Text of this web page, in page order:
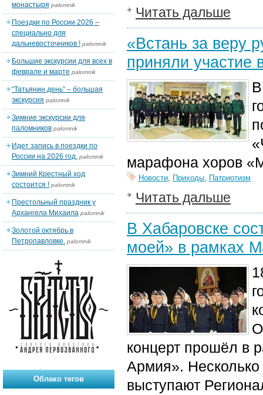
Читать дальше
«Встань за веру
приняли участие
марафона хоров
Новости, Приходы, Патриотизм
Читать дальше
В Хабаровске
моей» в рамках
концерт прошёл в
Армия». Несколько
выступают
монастыря palomnik
Поездки по России 2026 –
специально для
дальневосточников ! palomnik
Большие экскурсии для всех в
феврале и марте palomnik
“Татьянин день” – большая
экскурсия palomnik
Зимние экскурсии для
паломников palomnik
Идет запись в поездки по
России на 2026 год. palomnik
Зимний Крестный ход
состоится ! palomnik
Престольный праздник у
Архангела Михаила palomnik
Золотой октябрь в
Петропавловке. palomnik
Облако тегов